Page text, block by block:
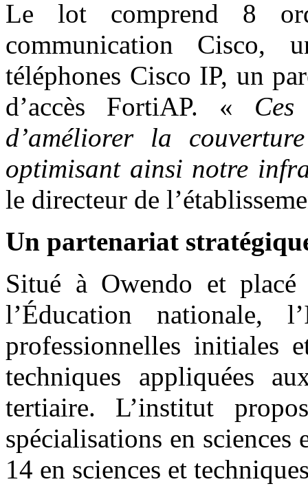
Le lot comprend 8
communication Cisco,
téléphones Cisco IP, un
d’accès FortiAP. «
d’améliorer la
optimisant ainsi notre
le directeur de
Un partenariat
Situé à Owendo et
l’Éducation nationale,
professionnelles initiales
techniques appliquées
tertiaire. L’institut
spécialisations en
14 en sciences et